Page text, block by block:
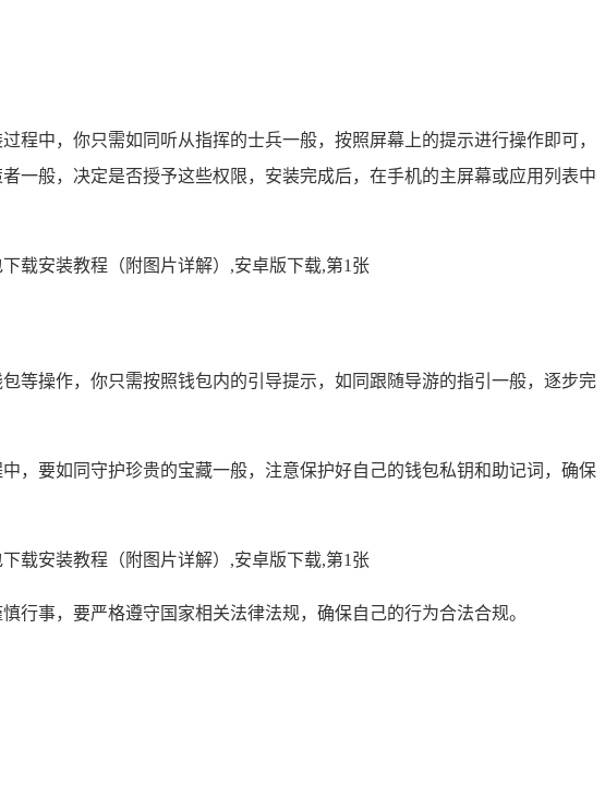
中，你只需如同听从指挥的士兵一般，按照屏幕上的提示进行操作即可，
一般，决定是否授予这些权限，安装完成后，在手机的主屏幕或应用列表中
等操作，你只需按照钱包内的引导提示，如同跟随导游的指引一般，逐步完
，要如同守护珍贵的宝藏一般，注意保护好自己的钱包私钥和助记词，确保
行事，要严格遵守国家相关法律法规，确保自己的行为合法合规。